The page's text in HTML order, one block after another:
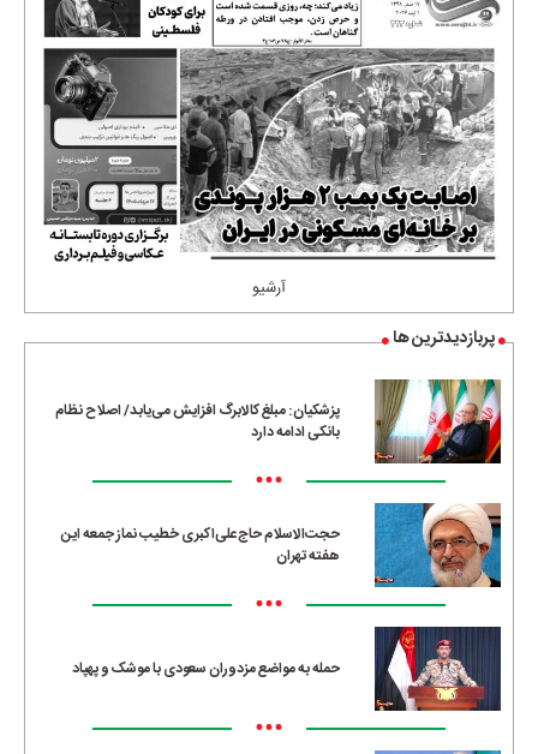
آرشیو
پربازدیدترین ها
پزشکیان: مبلغ کالابرگ افزایش می‌یابد/ اصلاح نظام
بانکی ادامه دارد
•••
حجت‌الاسلام حاج‌علی‌اکبری خطیب نماز جمعه این
هفته تهران
•••
حمله به مواضع مزدوران سعودی با موشک و پهپاد
•••